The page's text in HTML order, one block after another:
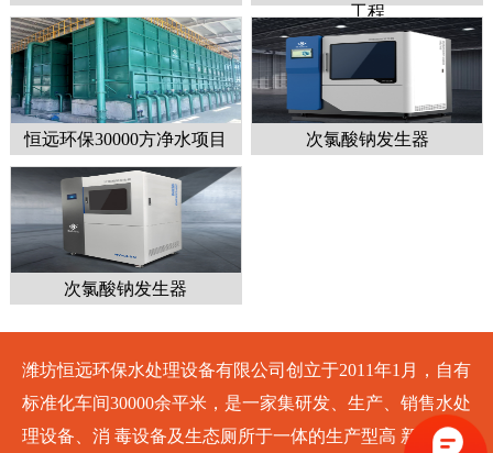
工程
恒远环保30000方净水项目 次氯酸钠发生器
次氯酸钠发生器
潍坊恒远环保水处理设备有限公司创立于2011年1月，自有
标准化车间30000余平米，是一家集研发、生产、销售水处
理设备、消 毒设备及生态厕所于一体的生产型高 新技术企